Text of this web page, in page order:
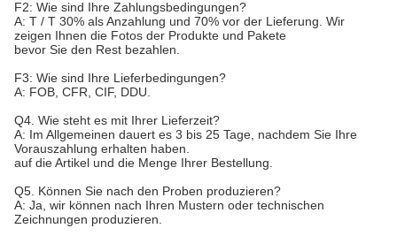
F2: Wie sind Ihre Zahlungsbedingungen?
A: T / T 30% als Anzahlung und 70% vor der Lieferung. Wir
zeigen Ihnen die Fotos der Produkte und Pakete
bevor Sie den Rest bezahlen.
F3: Wie sind Ihre Lieferbedingungen?
A: FOB, CFR, CIF, DDU.
Q4. Wie steht es mit Ihrer Lieferzeit?
A: Im Allgemeinen dauert es 3 bis 25 Tage, nachdem Sie Ihre
Vorauszahlung erhalten haben.
auf die Artikel und die Menge Ihrer Bestellung.
Q5. Können Sie nach den Proben produzieren?
A: Ja, wir können nach Ihren Mustern oder technischen
Zeichnungen produzieren.